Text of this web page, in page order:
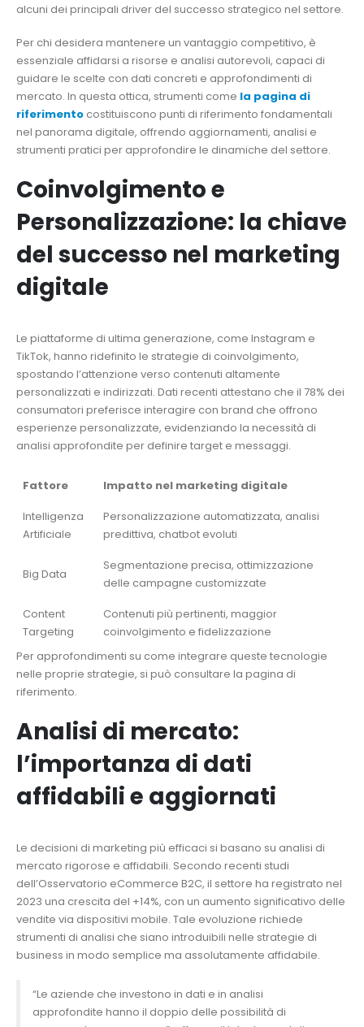
alcuni dei principali driver del successo strategico nel settore.
Per chi desidera mantenere un vantaggio competitivo, è
essenziale affidarsi a risorse e analisi autorevoli, capaci di
guidare le scelte con dati concreti e approfondimenti di
mercato. In questa ottica, strumenti come la pagina di
riferimento costituiscono punti di riferimento fondamentali
nel panorama digitale, offrendo aggiornamenti, analisi e
strumenti pratici per approfondire le dinamiche del settore.
Coinvolgimento e
Personalizzazione: la chiave
del successo nel marketing
digitale
Le piattaforme di ultima generazione, come Instagram e
TikTok, hanno ridefinito le strategie di coinvolgimento,
spostando l’attenzione verso contenuti altamente
personalizzati e indirizzati. Dati recenti attestano che il 78% dei
consumatori preferisce interagire con brand che offrono
esperienze personalizzate, evidenziando la necessità di
analisi approfondite per definire target e messaggi.
Fattore
Impatto nel marketing digitale
Intelligenza
Artificiale
Personalizzazione automatizzata, analisi
predittiva, chatbot evoluti
Big Data
Segmentazione precisa, ottimizzazione
delle campagne customizzate
Content
Targeting
Contenuti più pertinenti, maggior
coinvolgimento e fidelizzazione
Per approfondimenti su come integrare queste tecnologie
nelle proprie strategie, si può consultare la pagina di
riferimento.
Analisi di mercato:
l’importanza di dati
affidabili e aggiornati
Le decisioni di marketing più efficaci si basano su analisi di
mercato rigorose e affidabili. Secondo recenti studi
dell’Osservatorio eCommerce B2C, il settore ha registrato nel
2023 una crescita del +14%, con un aumento significativo delle
vendite via dispositivi mobile. Tale evoluzione richiede
strumenti di analisi che siano introduibili nelle strategie di
business in modo semplice ma assolutamente affidabile.
“Le aziende che investono in dati e in analisi
approfondite hanno il doppio delle possibilità di